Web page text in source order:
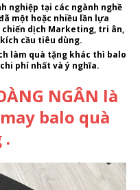
nghiệp tại các ngành nghề
một hoặc nhiều lần lựa
dịch Marketing, tri ân,
cầu tiêu dùng.
làm quà tặng khác thì balo
phí nhất và ý nghĩa.
NGÂN là
balo quà
.